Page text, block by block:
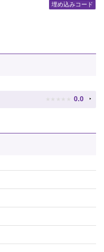
埋め込みコード
★ ★ ★ ★ ★ 0.0